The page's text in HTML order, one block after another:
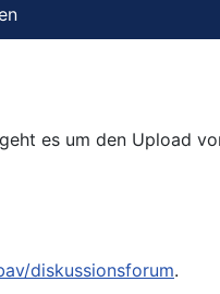
es um den Upload
diskussionsforum.